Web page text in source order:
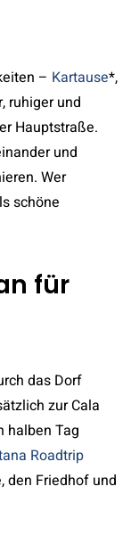
– Kartause*,
ruhiger und
Hauptstraße.
und
Wer
schöne
für
das Dorf
zur Cala
halben Tag
Roadtrip
den Friedhof und